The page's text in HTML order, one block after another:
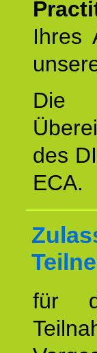
Ihres
Die
des
ECA.
für